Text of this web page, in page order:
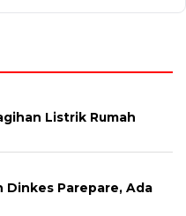
Listrik Rumah
Dinkes Parepare, Ada